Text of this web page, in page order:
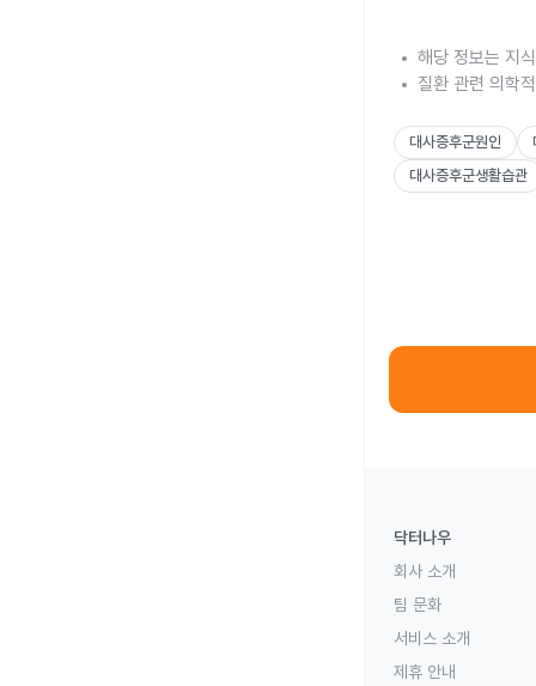
해당 정보는 지
질환 관련 의학
대사증후군원인
대사증후군생활습관
닥터나우
회사 소개
팀 문화
서비스 소개
제휴 안내